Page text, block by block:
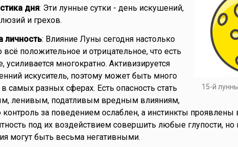
15-й
дня: Эти лунные сутки - день искушений,
и грехов.
личность: Влияние Луны сегодня настолько
всё положительное и отрицательное, что есть
усиливается многократно. Активизируется
искуситель, поэтому может быть много
самых разных сферах. Есть опасность стать
ленивым, податливым вредным влияниям,
контроль за поведением ослаблен, а инстинкты проявлены
под их воздействием совершить любые глупости, но
могут быть весьма негативными.